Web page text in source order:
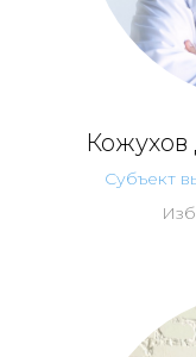
Субъект